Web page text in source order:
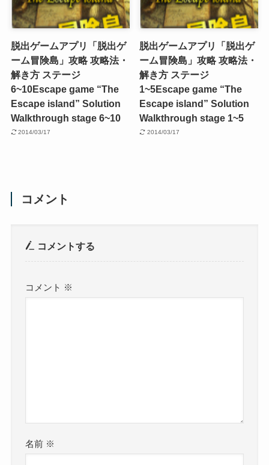
脱出ゲームアプリ「脱出ゲ
ーム冒険島」攻略 攻略法・
解き方 ステージ
6~10Escape game “The
Escape island” Solution
Walkthrough stage 6~10
2014/03/17
脱出ゲームアプリ「脱出ゲ
ーム冒険島」攻略 攻略法・
解き方 ステージ
1~5Escape game “The
Escape island” Solution
Walkthrough stage 1~5
2014/03/17
コメント
コメントする
コメント ※
名前 ※